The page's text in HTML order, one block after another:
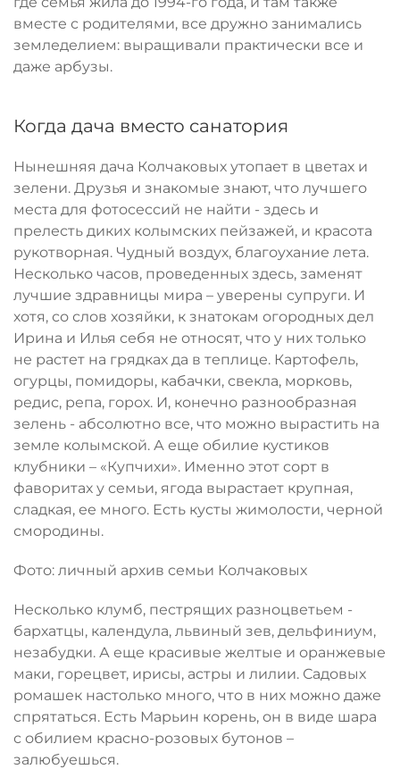
вместе с родителями, все дружно занимались
земледелием: выращивали практически все и
даже арбузы.
Когда дача вместо санатория
Нынешняя дача Колчаковых утопает в цветах и
зелени. Друзья и знакомые знают, что лучшего
места для фотосессий не найти - здесь и
прелесть диких колымских пейзажей, и красота
рукотворная. Чудный воздух, благоухание лета.
Несколько часов, проведенных здесь, заменят
лучшие здравницы мира – уверены супруги. И
хотя, со слов хозяйки, к знатокам огородных дел
Ирина и Илья себя не относят, что у них только
не растет на грядках да в теплице. Картофель,
огурцы, помидоры, кабачки, свекла, морковь,
редис, репа, горох. И, конечно разнообразная
зелень - абсолютно все, что можно вырастить на
земле колымской. А еще обилие кустиков
клубники – «Купчихи». Именно этот сорт в
фаворитах у семьи, ягода вырастает крупная,
сладкая, ее много. Есть кусты жимолости, черной
смородины.
Фото: личный архив семьи Колчаковых
Несколько клумб, пестрящих разноцветьем -
бархатцы, календула, львиный зев, дельфиниум,
незабудки. А еще красивые желтые и оранжевые
маки, горецвет, ирисы, астры и лилии. Садовых
ромашек настолько много, что в них можно даже
спрятаться. Есть Марьин корень, он в виде шара
с обилием красно-розовых бутонов –
залюбуешься.